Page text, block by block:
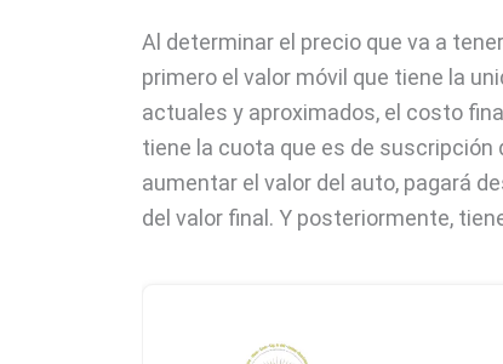
Al determinar el precio que va a
primero el valor móvil que tiene la
actuales y aproximados, el costo
tiene la cuota que es de suscripción
aumentar el valor del auto, pagará
del valor final. Y posteriormente,